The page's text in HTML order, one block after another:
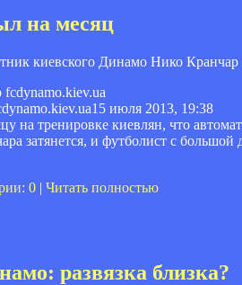
на месяц
киевского Динамо Нико Кранчар
15 июля 2013, 19:38
на тренировке киевлян, что
затянется, и футболист с
0 | Читать полностью
развязка близка?